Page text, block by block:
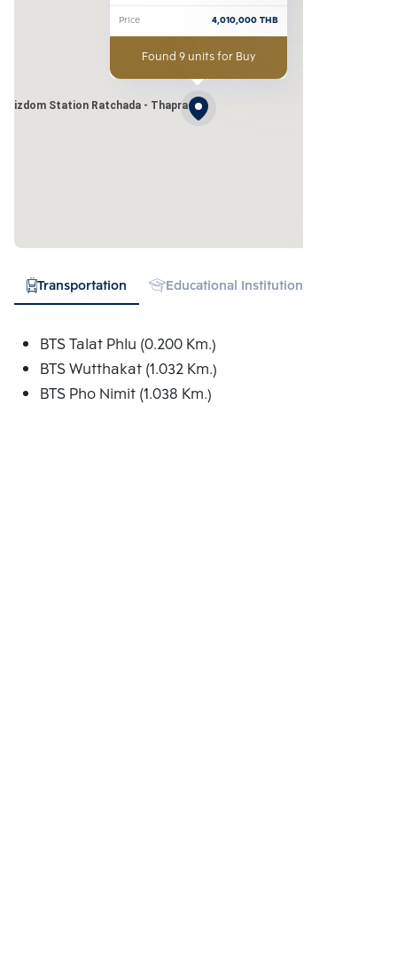
Station Ratchada - Thapra
Thapra
Price 4,010,000THB
Found 9 units for Buy
Transportation Educational Institution
BTS Talat Phlu (0.200 Km.)
BTS Wutthakat (1.032 Km.)
BTS Pho Nimit (1.038 Km.)